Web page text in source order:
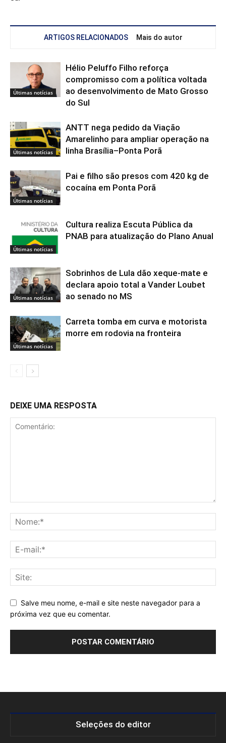
ARTIGOS RELACIONADOS Mais do autor
Últimas notícias
Hélio Peluffo Filho reforça
compromisso com a política voltada
ao desenvolvimento de Mato Grosso
do Sul
Últimas notícias
ANTT nega pedido da Viação
Amarelinho para ampliar operação na
linha Brasília–Ponta Porã
Últimas notícias
Pai e filho são presos com 420 kg de
cocaína em Ponta Porã
Últimas notícias
Cultura realiza Escuta Pública da
PNAB para atualização do Plano Anual
Últimas notícias
Sobrinhos de Lula dão xeque-mate e
declara apoio total a Vander Loubet
ao senado no MS
Últimas notícias
Carreta tomba em curva e motorista
morre em rodovia na fronteira
DEIXE UMA RESPOSTA
Salve meu nome, e-mail e site neste navegador para a
próxima vez que eu comentar.
Seleções do editor